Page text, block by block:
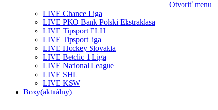
Otvoriť menu
LIVE Chance Liga
LIVE PKO Bank Polski Ekstraklasa
LIVE Tipsport ELH
LIVE Tipsport liga
LIVE Hockey Slovakia
LIVE Betclic 1 Liga
LIVE National League
LIVE SHL
LIVE KSW
Boxy(aktuálny)